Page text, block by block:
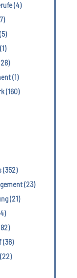
(4)
(1)
(160)
(352)
(23)
(21)